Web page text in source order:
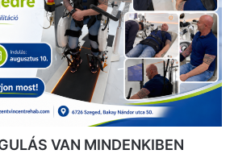
VAN MINDENKIBEN